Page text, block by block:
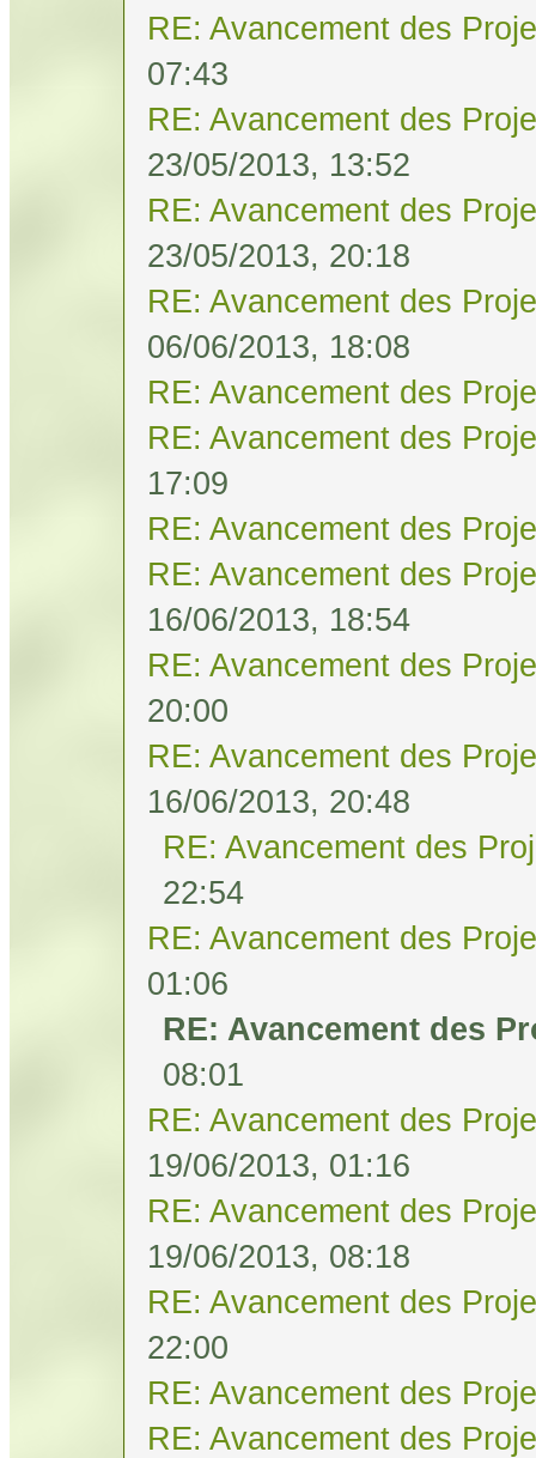
RE: Avancement des
07:43
RE: Avancement des
23/05/2013, 13:52
RE: Avancement des
23/05/2013, 20:18
RE: Avancement des
06/06/2013, 18:08
RE: Avancement des
RE: Avancement des
17:09
RE: Avancement des
RE: Avancement des
16/06/2013, 18:54
RE: Avancement des
20:00
RE: Avancement des
16/06/2013, 20:48
RE: Avancement des
22:54
RE: Avancement des
01:06
RE: Avancement des
08:01
RE: Avancement des
19/06/2013, 01:16
RE: Avancement des
19/06/2013, 08:18
RE: Avancement des
22:00
RE: Avancement des
RE: Avancement des